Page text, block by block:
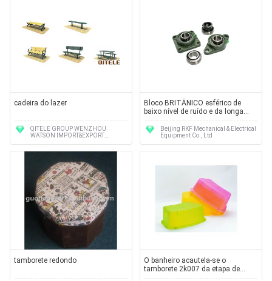
cadeira do lazer
QITELE GROUP WENZHOU
WATSON IMPORT&EXPORT
Bloco BRITÂNICO esférico de
baixo nível de ruído e da longa
vida de descanso que carrega
ISO9001, ISO14001
Beijing RKF Mechanical & Electrical
Equipment Co., Ltd
tamborete redondo
O banheiro acautela-se o
tamborete 2k007 da etapa de
Chirdren, mercadorias sanitários